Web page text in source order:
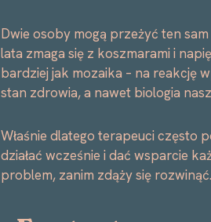
Dwie osoby mogą przeżyć ten
lata zmaga się z koszmarami i
bardziej jak mozaika – na reakcję
stan zdrowia, a nawet biologia
Właśnie dlatego terapeuci często
działać wcześnie i dać wsparcie
problem, zanim zdąży się rozwinąć.